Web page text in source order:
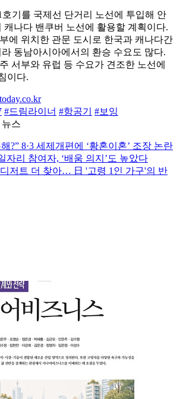
호기를 국제선 단거리 노선에 투입해 안
캐나다 밴쿠버 노선에 활용할 계획이다.
에 위치한 관문 도시로 한국과 캐나다간
동남아시아에서의 환승 수요도 많다.
서부와 유럽 등 수요가 견조한 노선에
이다.
#드림라이너 #항공기
#보잉
스
?” 8·3 세제개편에 ‘황혼이혼’ 조장 논란
자리 참여자, ‘배움 의지’도 높았다
디저트 더 찾아… 日 '고령 1인 가구'의 반